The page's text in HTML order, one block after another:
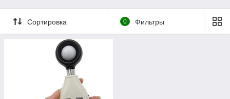
Сортировка 0 Фильтры